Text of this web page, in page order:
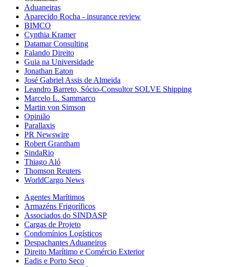
Aduaneiras
Aparecido Rocha - insurance review
BIMCO
Cynthia Kramer
Datamar Consulting
Falando Direito
Guia na Universidade
Jonathan Eaton
José Gabriel Assis de Almeida
Leandro Barreto, Sócio-Consultor SOLVE Shipping
Marcelo L. Sammarco
Martin von Simson
Opinião
Parallaxis
PR Newswire
Robert Grantham
SindaRio
Thiago Aló
Thomson Reuters
WorldCargo News
Agentes Marítimos
Armazéns Frigoríficos
Associados do SINDASP
Cargas de Projeto
Condomínios Logísticos
Despachantes Aduaneiros
Direito Marítimo e Comércio Exterior
Eadis e Porto Seco